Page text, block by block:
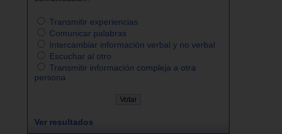
Transmitir experiencias
Comunicar palabras
Intercambiar información verbal y no verbal
Escuchar al otro
Transmitir información compleja a otra
persona
Ver resultados